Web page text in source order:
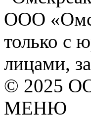
ООО
только с
лицами,
© 2025
МЕНЮ